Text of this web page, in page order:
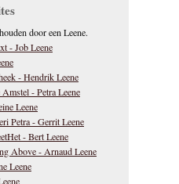
door een Leene.
- Job Leene
- Hendrik Leene
Amstel - Petra Leene
Leene
Petra - Gerrit Leene
- Bert Leene
Above - Arnaud Leene
Leene